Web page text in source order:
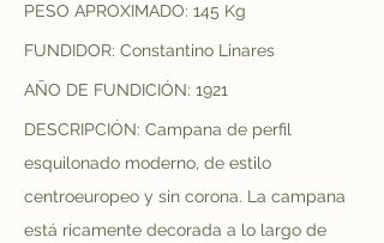
PESO APROXIMADO: 145 Kg
FUNDIDOR: Constantino Linares
AÑO DE FUNDICIÓN: 1921
DESCRIPCIÓN: Campana de perfil
esquilonado moderno, de estilo
centroeuropeo y sin corona. La campana
está ricamente decorada a lo largo de